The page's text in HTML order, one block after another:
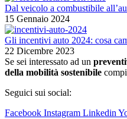
Dal veicolo a combustibile
15 Gennaio 2024
Gli incentivi auto 2024: cosa
22 Dicembre 2023
Se sei interessato ad un
della mobilità sostenibile
Seguici sui social:
Facebook Instagram Linkedin